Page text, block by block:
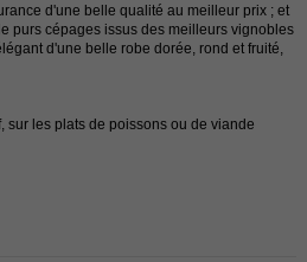
d'une belle qualité au meilleur prix ; et
purs cépages issus des meilleurs vignobles
d'une belle robe dorée, rond et fruité,
sur les plats de poissons ou de viande